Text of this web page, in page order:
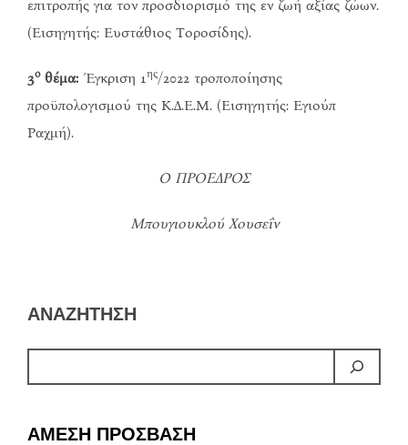
επιτροπής για τον προσδιορισμό της εν ζωή αξίας ζώων.
(Εισηγητής: Ευστάθιος Τοροσίδης).
3οθέμα: Έγκριση 1 ης/2022 τροποποίησης
προϋπολογισμού της Κ.Δ.Ε.Μ. (Εισηγητής: Εγιούπ
Ραχμή).
Ο ΠΡΟΕΔΡΟΣ
Μπουγιουκλού Χουσεΐν
ΑΝΑΖΗΤΗΣΗ
ΑΜΕΣΗ ΠΡΟΣΒΑΣΗ